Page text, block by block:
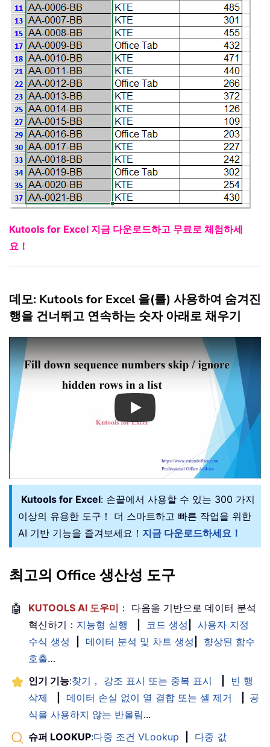
Kutools for Excel 지금 다운로드하고 무료로 체험하세
요！
데모: Kutools for Excel 을(를) 사용하여 숨겨진
행을 건너뛰고 연속하는 숫자 아래로 채우기
Play
Kutools for Excel: 손끝에서 사용할 수 있는 300 가지
이상의 유용한 도구！ 더 스마트하고 빠른 작업을 위한
AI 기반 기능을 즐겨보세요！ 지금 다운로드하세요！
최고의 Office 생산성 도구
🤖 KUTOOLS AI 도우미 ： 다음을 기반으로 데이터 분석
혁신하기： 지능형 실행 코드 생성
사용자 지정
수식 생성
데이터 분석 및 차트 생성
향상된 함수
호출…
인기 기능:찾기， 강조 표시 또는 중복 표시
빈 행
삭제
데이터 손실 없이 열 결합 또는 셀 제거
공
식을 사용하지 않는 반올림...
슈퍼 LOOKUP:다중 조건 VLookup
다중 값